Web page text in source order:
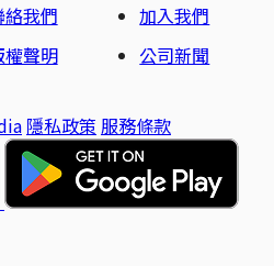
絡我們
加入我們
權聲明
公司新聞
隱私政策 服務條款